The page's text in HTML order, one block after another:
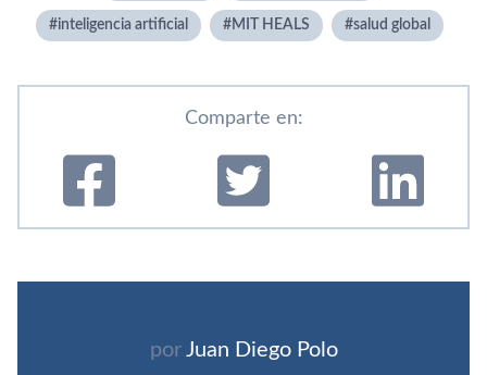
inteligencia artificial MIT HEALS salud global
Comparte en:
por Juan Diego Polo